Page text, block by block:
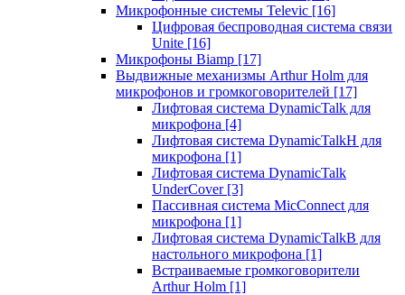
Микрофонные системы Televic [16]
Цифровая беспроводная система связи
Unite [16]
Микрофоны Biamp [17]
Выдвижные механизмы Arthur Holm для
микрофонов и громкоговорителей [17]
Лифтовая система DynamicTalk для
микрофона [4]
Лифтовая система DynamicTalkH для
микрофона [1]
Лифтовая система DynamicTalk
UnderCover [3]
Пассивная система MicConnect для
микрофона [1]
Лифтовая система DynamicTalkB для
настольного микрофона [1]
Встраиваемые громкоговорители
Arthur Holm [1]